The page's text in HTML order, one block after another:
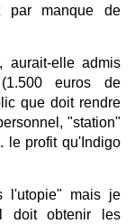
par manque de
aurait-elle admis
euros de
que doit rendre
"station"
le profit qu'Indigo
mais je
doit obtenir les